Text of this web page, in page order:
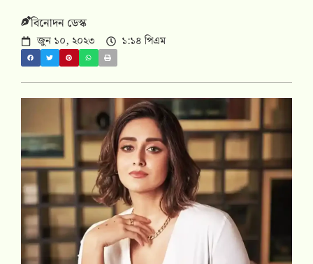
বিনোদন ডেস্ক
জুন ১০, ২০২৩ ১:১৪ পিএম